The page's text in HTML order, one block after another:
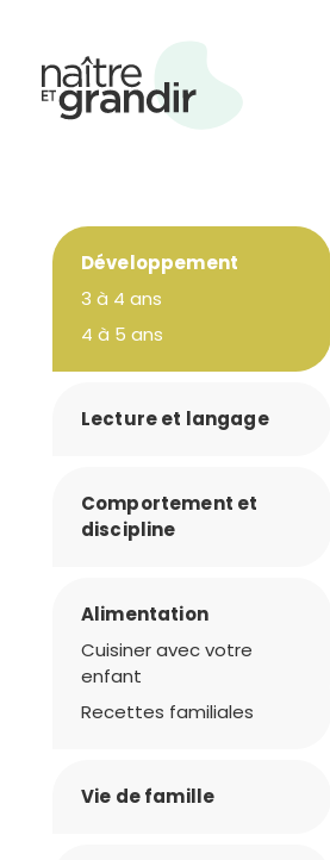
Développement
3 à 4 ans
4 à 5 ans
Lecture et langage
Comportement et
discipline
Alimentation
Cuisiner avec votre
enfant
Recettes familiales
Vie de famille